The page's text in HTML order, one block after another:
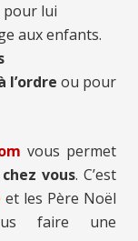
pour lui
aux enfants.
l’ordre ou pour
vous permet
vous. C’est
et les Père Noël
faire une